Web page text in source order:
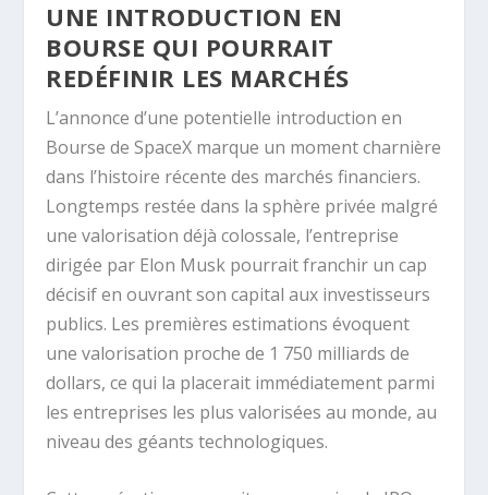
UNE INTRODUCTION EN
BOURSE QUI POURRAIT
REDÉFINIR LES MARCHÉS
L’annonce d’une potentielle introduction en
Bourse de SpaceX marque un moment charnière
dans l’histoire récente des marchés financiers.
Longtemps restée dans la sphère privée malgré
une valorisation déjà colossale, l’entreprise
dirigée par Elon Musk pourrait franchir un cap
décisif en ouvrant son capital aux investisseurs
publics. Les premières estimations évoquent
une valorisation proche de 1 750 milliards de
dollars, ce qui la placerait immédiatement parmi
les entreprises les plus valorisées au monde, au
niveau des géants technologiques.